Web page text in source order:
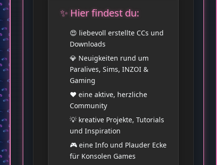
✨ Hier findest du:
😍 liebevoll erstellte CCs und
Downloads
💎 Neuigkeiten rund um
Paralives, Sims, INZOI &
Gaming
♥️ eine aktive, herzliche
Community
💡 kreative Projekte, Tutorials
und Inspiration
🎮 eine Info und Plauder Ecke
für Konsolen Games